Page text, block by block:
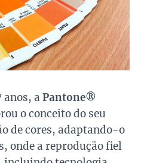
a Pantone®
o conceito do seu
de cores, adaptando-o
onde a reprodução fiel